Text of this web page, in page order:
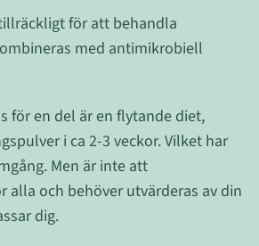
för att behandla
med antimikrobiell
för en del är en flytande diet,
i ca 2-3 veckor. Vilket har
Men är inte att
alla och behöver utvärderas av din
dig.